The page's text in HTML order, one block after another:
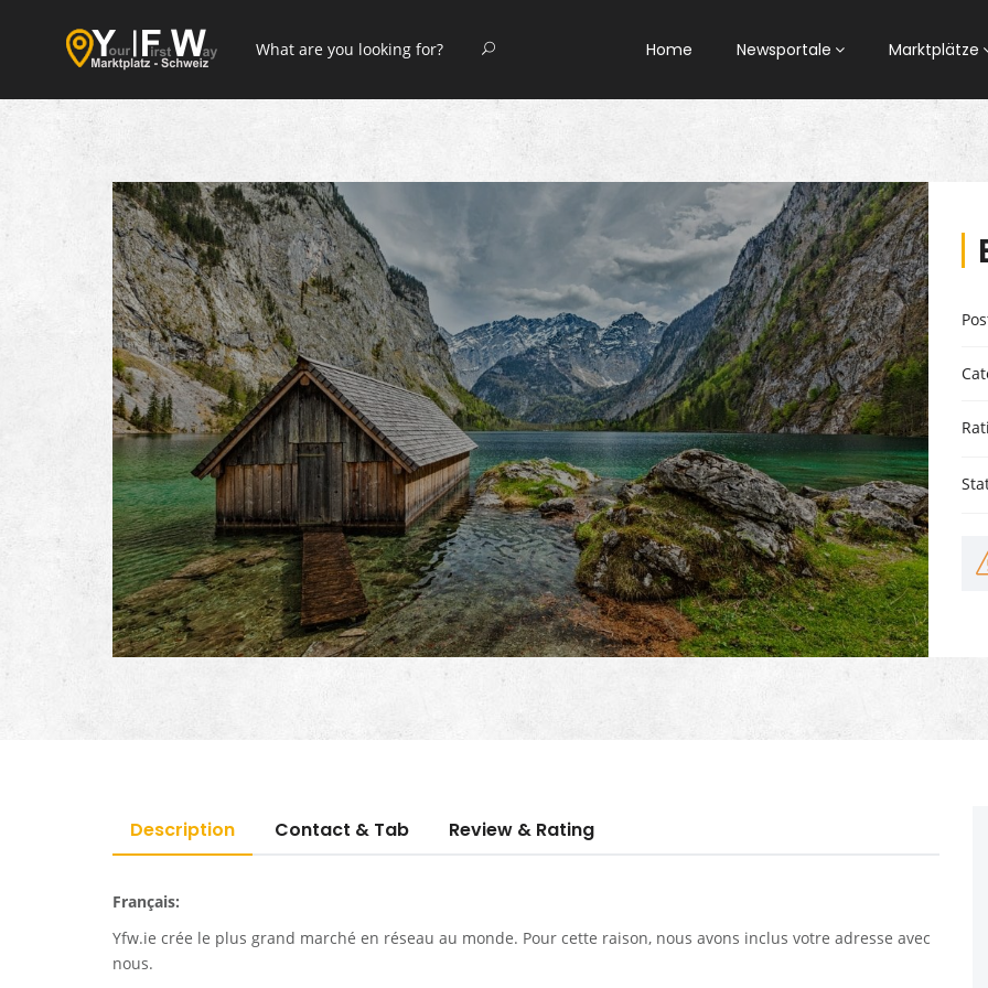
Home Newsportale Marktplätze
Description Contact & Tab Review & Rating
Français:
Yfw.ie crée le plus grand marché en réseau au monde. Pour cette raison, nous avons inclus votre adresse avec
nous.